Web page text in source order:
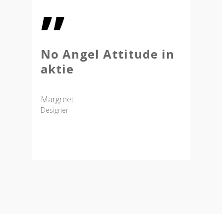
”
No Angel Attitude in
aktie
Margreet
Designer